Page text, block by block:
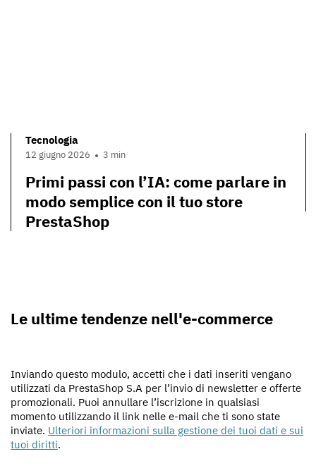
Tecnologia
12 giugno 2026 3 min
Primi passi con l’IA: come parlare in
modo semplice con il tuo store
PrestaShop
Le ultime tendenze nell'e-commerce
Inviando questo modulo, accetti che i dati inseriti vengano
utilizzati da PrestaShop S.A per l’invio di newsletter e offerte
promozionali. Puoi annullare l’iscrizione in qualsiasi
momento utilizzando il link nelle e-mail che ti sono state
inviate. Ulteriori informazioni sulla gestione dei tuoi dati e sui
tuoi diritti.